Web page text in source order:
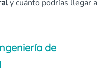
y cuánto podrías llegar a
de